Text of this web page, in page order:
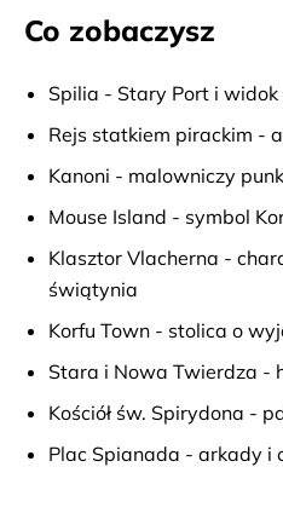
Co zobaczysz
Spilia - Stary Port i
Rejs statkiem pirackim -
Kanoni - malowniczy
Mouse Island - symbol
Klasztor Vlacherna -
świątynia
Korfu Town - stolica o
Stara i Nowa Twierdza -
Kościół św. Spirydona -
Plac Spianada - arkady i